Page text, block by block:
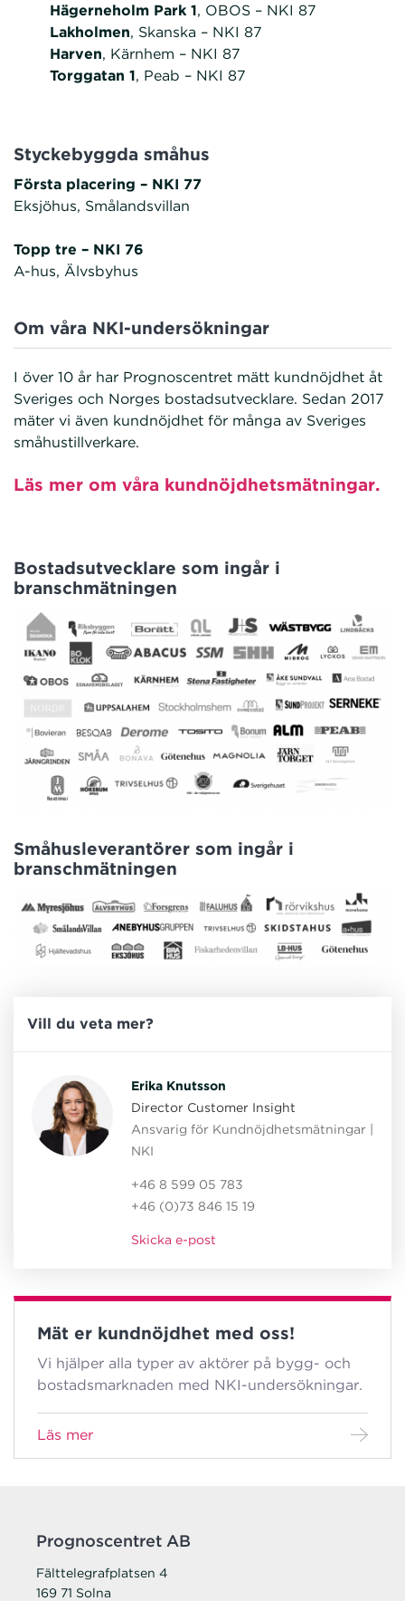
Hägerneholm Park 1, OBOS – NKI 87
Lakholmen, Skanska – NKI 87
Harven, Kärnhem – NKI 87
Torggatan 1, Peab – NKI 87
Styckebyggda småhus
Första placering – NKI 77
Eksjöhus, Smålandsvillan
Topp tre – NKI 76
A-hus, Älvsbyhus
Om våra NKI-undersökningar
I över 10 år har Prognoscentret mätt kundnöjdhet åt
Sveriges och Norges bostadsutvecklare. Sedan 2017
mäter vi även kundnöjdhet för många av Sveriges
småhustillverkare.
Läs mer om våra kundnöjdhetsmätningar.
Bostadsutvecklare som ingår i
branschmätningen
Småhusleverantörer som ingår i
branschmätningen
Vill du veta mer?
Erika Knutsson
Director Customer Insight
Ansvarig för Kundnöjdhetsmätningar |
NKI
+46 8 599 05 783
+46 (0)73 846 15 19
Skicka e-post
Mät er kundnöjdhet med oss!
Vi hjälper alla typer av aktörer på bygg- och
bostadsmarknaden med NKI-undersökningar.
Läs mer
Prognoscentret AB
Fälttelegrafplatsen 4
169 71 Solna